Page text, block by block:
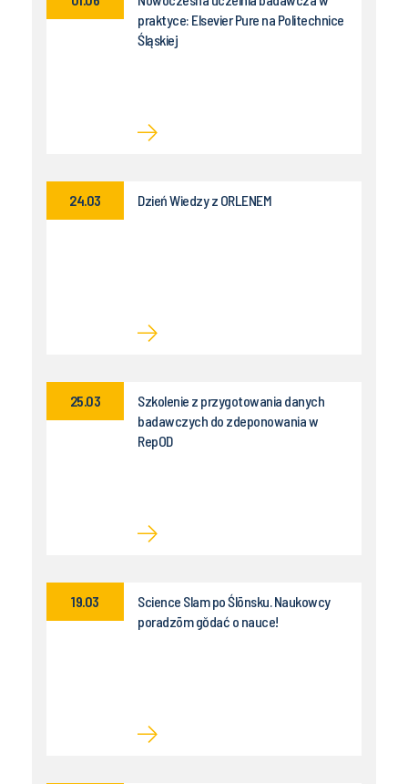
praktyce: Elsevier Pure na Politechnice
Śląskiej
Dzień Wiedzy z ORLENEM
24.03
Szkolenie z przygotowania danych
badawczych do zdeponowania w
RepOD
25.03
Science Slam po Ślōnsku. Naukowcy
poradzōm gŏdać o nauce!
19.03